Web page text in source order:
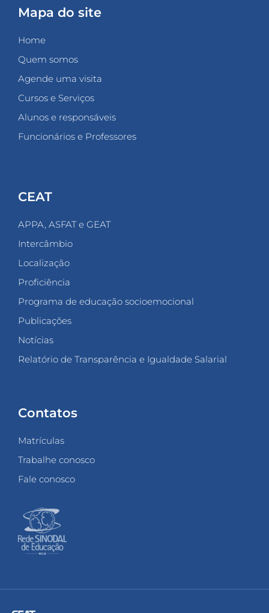
Mapa do site
Home
Quem somos
Agende uma visita
Cursos e Serviços
Alunos e responsáveis
Funcionários e Professores
CEAT
APPA, ASFAT e GEAT
Intercâmbio
Localização
Proficiência
Programa de educação socioemocional
Publicações
Notícias
Relatório de Transparência e Igualdade Salarial
Contatos
Matrículas
Trabalhe conosco
Fale conosco